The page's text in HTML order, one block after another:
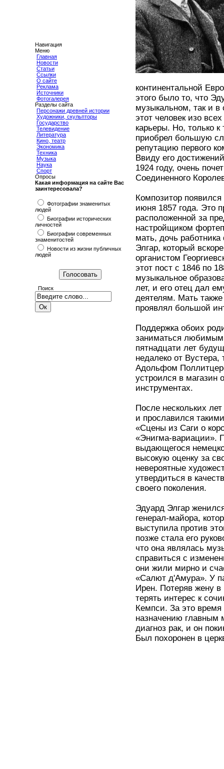
Навигация
Меню
Главная
Новости
Статьи
Ссылки
О сайте
Реклама
Источники
Фотогалерея
Разделы сайта
Персонажи древней истории
Художники, скульпторы
Государство
Телевидение
Литература
Кино, театр
Экономика
Техника
Музыка
Наука
Спорт
Опросы
Какая информация на сайте Вас
заинтересовала?
Фотографии знаменитых
людей
Биографии исторических
личностей
Биографии современных
знаменитостей
Новости из жизни публичных
людей
Поиск
континентальной
этого было то, что
музыкальном, так и
этот человек изо
карьеры. Но, только
приобрел большую
репутацию первого
Ввиду его
1924 году, очень
Соединенного
Композитор
июня 1857 года. Это
расположенной за
настройщиком
мать, дочь
Элгар, который
органистом
этот пост с 1846 по
музыкальное
лет, и его отец дал
деятелям. Мать
проявлял большой
Поддержка обоих
заниматься любимым
пятнадцати лет
недалеко от Вустера,
Адольфом
устроился в магазин
инструментах.
После нескольких
и прославился
«Сцены из Саги о
«Энигма-вариации».
выдающегося
высокую оценку за
невероятные
утвердиться в
своего поколения.
Эдуард Элгар
генерал-майора,
выступила против
позже стала его
что она являлась
справиться с
они жили мирно и
«Салют д'Амура». У
Ирен. Потеряв жену в
терять интерес к
Кемпси. За это время
назначению главным
диагноз рак, и он
Был похоронен в